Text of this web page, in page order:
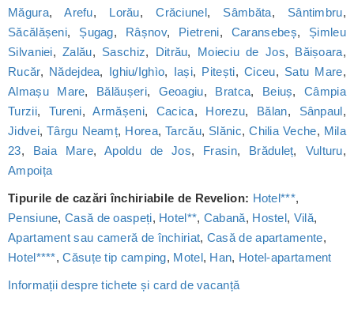
Măgura,Arefu, Lorău,Crăciunel, Sâmbăta, Sântimbru,
Săcălășeni, Șugag, Râșnov, Pietreni, Caransebeș, Șimleu
Silvaniei,Zalău, Saschiz, Ditrău, Moieciu de Jos, Băișoara,
Rucăr, Nădejdea, Ighiu/Ighìo, Iași, Pitești,Ciceu, Satu Mare,
Almașu Mare, Bălăușeri, Geoagiu, Bratca, Beiuș,Câmpia
Turzii, Tureni,Armășeni, Cacica, Horezu, Bălan, Sânpaul,
Jidvei,Târgu Neamț, Horea,Tarcău, Slănic,Chilia Veche, Mila
23, Baia Mare,Apoldu de Jos, Frasin, Brăduleț, Vulturu,
Ampoița
Tipurile de cazări închiriabile de Revelion: Hotel***,
Pensiune,Casă de oaspeți, Hotel**, Cabană, Hostel, Vilă,
Apartament sau cameră de închiriat, Casă de apartamente,
Hotel****,Căsuțe tip camping, Motel, Han, Hotel-apartament
Informații despre tichete și card de vacanță